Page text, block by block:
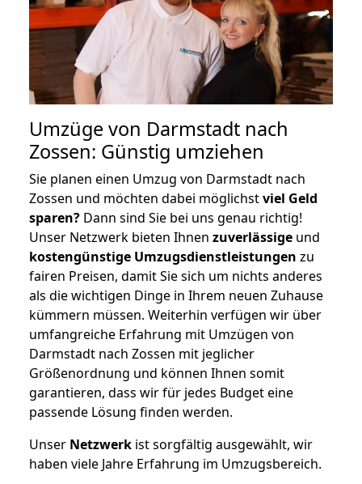
Umzüge von Darmstadt nach
Zossen: Günstig umziehen
Sie planen einen Umzug von Darmstadt nach
Zossen und möchten dabei möglichstviel Geld
sparen? Dann sind Sie bei uns genau richtig!
Unser Netzwerk bieten Ihnen zuverlässige und
kostengünstige Umzugsdienstleistungen zu
fairen Preisen, damit Sie sich um nichts anderes
als die wichtigen Dinge in Ihrem neuen Zuhause
kümmern müssen. Weiterhin verfügen wir über
umfangreiche Erfahrung mit Umzügen von
Darmstadt nach Zossen mit jeglicher
Größenordnung und können Ihnen somit
garantieren, dass wir für jedes Budget eine
passende Lösung finden werden.
Unser Netzwerk ist sorgfältig ausgewählt, wir
haben viele Jahre Erfahrung im Umzugsbereich.